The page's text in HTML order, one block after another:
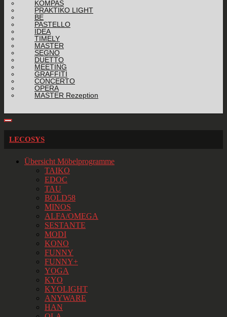
KOMPAS
PRAKTIKO LIGHT
BE
PASTELLO
IDEA
TIMELY
MASTER
SEGNO
DUETTO
MEETING
GRAFFITI
CONCERTO
OPERA
MASTER Rezeption
LECOSYS
Übersicht Möbelprogramme
TAIKO
EDOC
TAU
BOLD58
MINOS
ALFA/OMEGA
SESTANTE
MODI
KONO
FUNNY
FUNNY+
YOGA
KYO
KYOLIGHT
ANYWARE
HAN